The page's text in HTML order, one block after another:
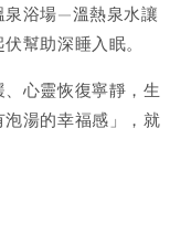
泉浴場—溫熱泉水讓
幫助深睡入眠。
心靈恢復寧靜，生
湯的幸福感」，就